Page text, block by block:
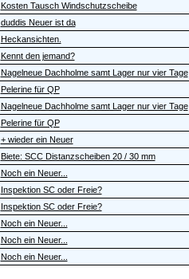
Kosten Tausch Windschutzscheibe
duddis Neuer ist da
Heckansichten.
Kennt den jemand?
Nagelneue Dachholme samt Lager nur vier Tage
Pelerine für QP
Nagelneue Dachholme samt Lager nur vier Tage
Pelerine für QP
+ wieder ein Neuer
Biete: SCC Distanzscheiben 20 / 30 mm
Noch ein Neuer...
Inspektion SC oder Freie?
Inspektion SC oder Freie?
Noch ein Neuer...
Noch ein Neuer...
Noch ein Neuer...